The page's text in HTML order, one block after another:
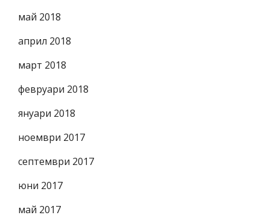
май 2018
април 2018
март 2018
февруари 2018
януари 2018
ноември 2017
септември 2017
юни 2017
май 2017